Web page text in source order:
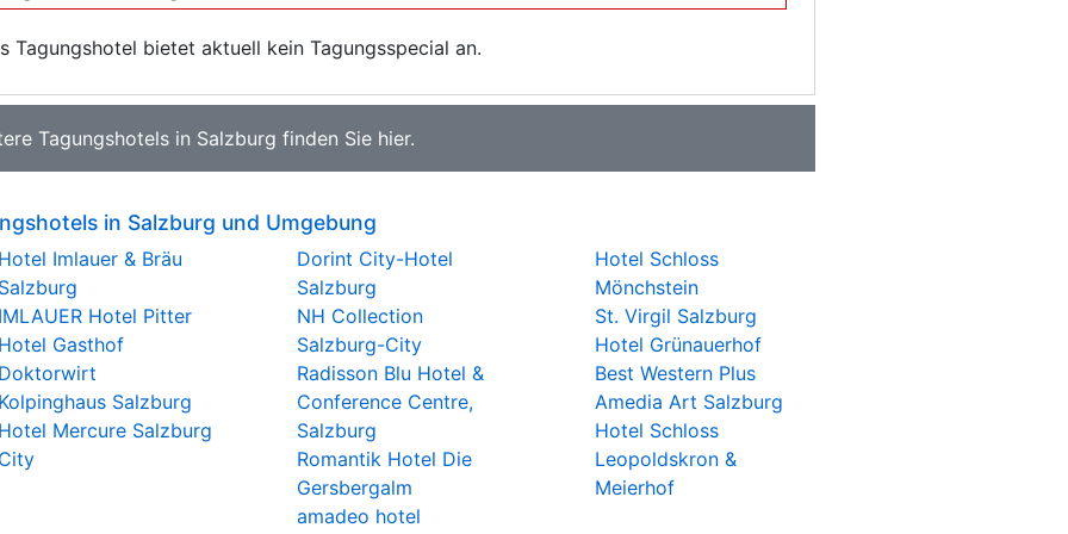
Tagungshotel bietet aktuell kein Tagungsspecial an.
Tagungshotels in Salzburg finden Sie hier.
in Salzburg und Umgebung
Hotel Imlauer & Bräu
Salzburg
IMLAUER Hotel Pitter
Hotel Gasthof
Doktorwirt
Kolpinghaus Salzburg
Hotel Mercure Salzburg
City
Dorint City-Hotel
Salzburg
NH Collection
Salzburg-City
Radisson Blu Hotel &
Conference Centre,
Salzburg
Romantik Hotel Die
Gersbergalm
amadeo hotel
Hotel Schloss
Mönchstein
St. Virgil Salzburg
Hotel Grünauerhof
Best Western Plus
Amedia Art Salzburg
Hotel Schloss
Leopoldskron &
Meierhof